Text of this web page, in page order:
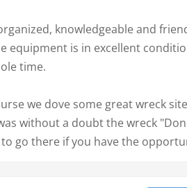
knowledgeable and
equipment is in excellent
time.
we dove some great wreck
without a doubt the wreck "Don
go there if you have the